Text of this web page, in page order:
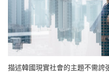
描述韓國現實社會的主題不需誇